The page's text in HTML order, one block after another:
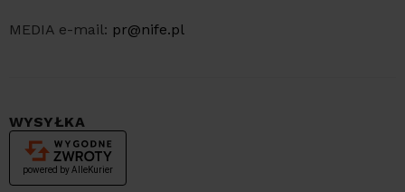
MEDIA e-mail: pr@nife.pl
WYSYŁKA